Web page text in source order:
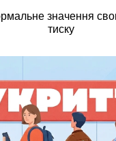
значення
тиску